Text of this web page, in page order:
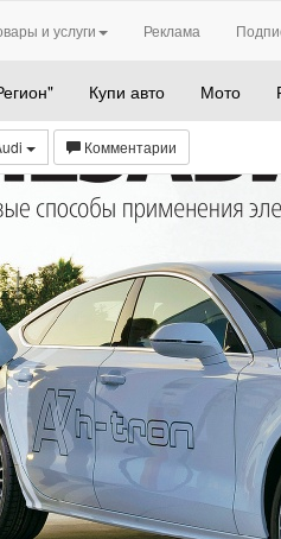
и услуги Реклама
Купи авто Мото
Комментарии